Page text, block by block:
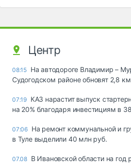
Центр
08:15 На автодороге Владимир –
Судогодском районе обновят 2,8 км
07:19 КАЗ нарастит выпуск
на 20% благодаря инвестициям в
07:06 На ремонт коммунальной и
в Туле выделили 40 млн руб.
07.08 В Ивановской области на год